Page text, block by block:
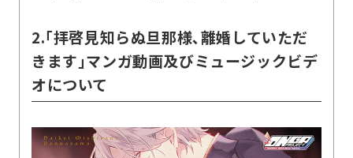
2.｢拝啓見知らぬ旦那様､離婚していただ
きます｣マンガ動画及びミュージックビデ
オについて